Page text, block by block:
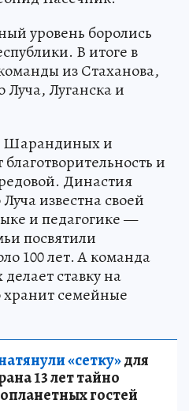
уровень боролись
В итоге в
из Стаханова,
Луганска и
Шарандиных и
и
Династия
известна своей
и педагогике —
посвятили
100 лет. А команда
ставку на
хранит семейные
«сетку»для
13 лет тайно
гостей